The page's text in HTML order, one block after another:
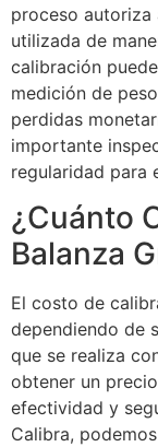
proceso autoriza
utilizada de
calibración
medición de
perdidas
importante
regularidad para
¿Cuánto
Balanza
El costo de
dependiendo de
que se realiza
obtener un
efectividad y
Calibra,